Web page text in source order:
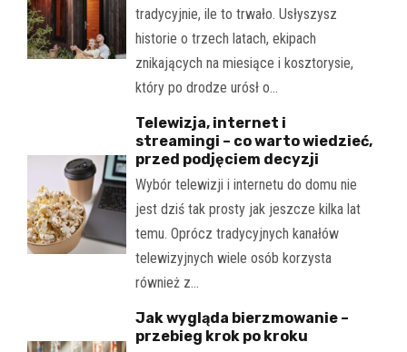
tradycyjnie, ile to trwało. Usłyszysz
historie o trzech latach, ekipach
znikających na miesiące i kosztorysie,
który po drodze urósł o…
Telewizja, internet i
streamingi – co warto wiedzieć,
przed podjęciem decyzji
Wybór telewizji i internetu do domu nie
jest dziś tak prosty jak jeszcze kilka lat
temu. Oprócz tradycyjnych kanałów
telewizyjnych wiele osób korzysta
również z…
Jak wygląda bierzmowanie –
przebieg krok po kroku